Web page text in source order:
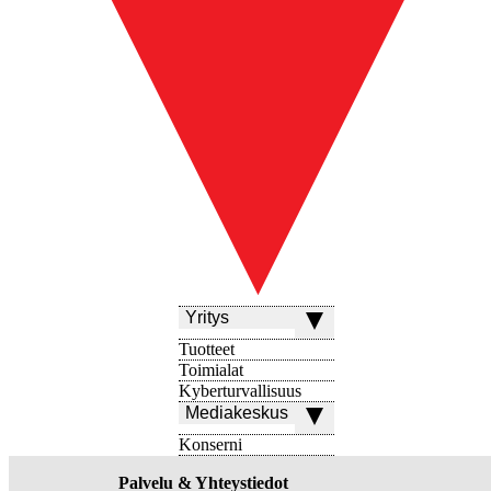
Yritys
Tuotteet
Toimialat
Kyberturvallisuus
Mediakeskus
Konserni
Palvelu & Yhteystiedot